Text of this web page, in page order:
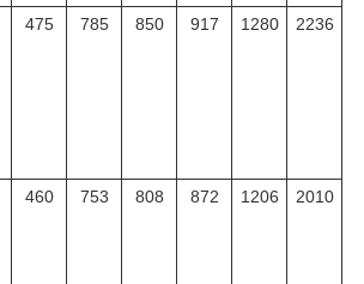
475 785 850 917 1280 2236
460 753 808 872 1206 2010